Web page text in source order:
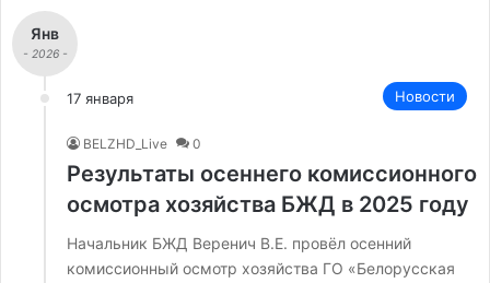
Янв
- 2026 -
17 января Новости
BELZHD_Live 0
Результаты осеннего комиссионного
осмотра хозяйства БЖД в 2025 году
Начальник БЖД Веренич В.Е. провёл осенний
комиссионный осмотр хозяйства ГО «Белорусская